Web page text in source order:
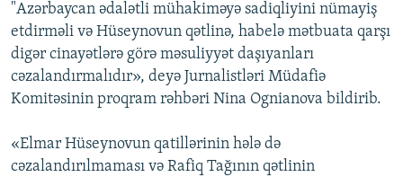
"Azərbaycan ədalətli mühakiməyə sadiqliyini nümayiş
etdirməli və Hüseynovun qətlinə, habelə mətbuata qarşı
digər cinayətlərə görə məsuliyyət daşıyanları
cəzalandırmalıdır», deyə Jurnalistləri Müdafiə
Komitəsinin proqram rəhbəri Nina Ognianova bildirib.
«Elmar Hüseynovun qatillərinin hələ də
cəzalandırılmaması və Rafiq Tağının qətlinin